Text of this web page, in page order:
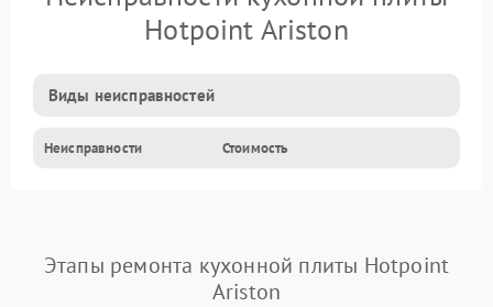
Hotpoint Ariston
Виды неисправностей
Неисправности Стоимость
Этапы ремонта кухонной плиты Hotpoint
Ariston